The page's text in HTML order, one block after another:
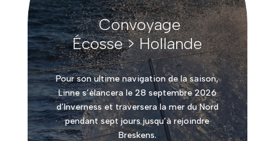
Convoyage
Écosse > Hollande
Pour son ultime navigation de la saison,
Linne s’élancera le 28 septembre 2026
d’Inverness et traversera la mer du Nord
pendant sept jours jusqu’à rejoindre
Breskens.